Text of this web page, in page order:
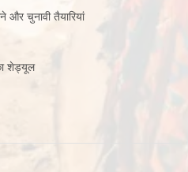
चुनावी तैयारियां
शेड्यूल